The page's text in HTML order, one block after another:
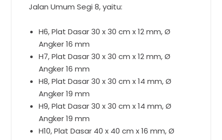
Jalan Umum Segi 8, yaitu:
H6, Plat Dasar 30 x 30 cm x 12 mm, Ø
Angker 16 mm
H7, Plat Dasar 30 x 30 cm x 12 mm, Ø
Angker 16 mm
H8, Plat Dasar 30 x 30 cm x 14 mm, Ø
Angker 19 mm
H9, Plat Dasar 30 x 30 cm x 14 mm, Ø
Angker 19 mm
H10, Plat Dasar 40 x 40 cm x 16 mm, Ø